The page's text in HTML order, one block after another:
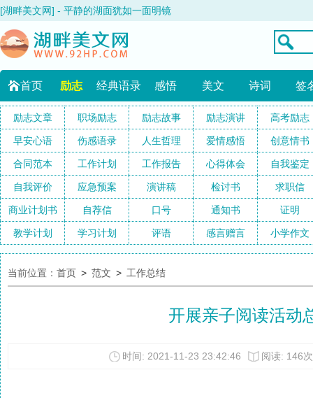
[湖畔美文网] - 平静的湖面犹如一面明镜
首页 励志 经典语录 感悟 美文 诗词 签
励志文章 职场励志 励志故事 励志演讲 高考励志
早安心语 伤感语录 人生哲理 爱情感悟 创意情书
合同范本 工作计划 工作报告 心得体会 自我鉴定
自我评价 应急预案 演讲稿 检讨书 求职信
商业计划书 自荐信 口号 通知书 证明
教学计划 学习计划 评语 感言赠言 小学作文
当前位置： 首页 > 范文 > 工作总结
开展亲子阅读活动
时间: 2021-11-23 23:42:46 阅读: 146次